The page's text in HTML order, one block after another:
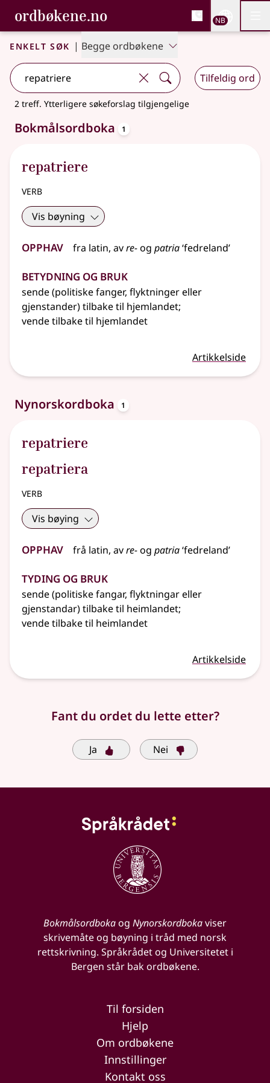
Gå til hovedinnhold
Tilgjengelighet
ordbøkene.no, Bokmålsordboka og
Bokmålsordboka og Nynorskordboka
NB
Enkelt søk | Begge ordbøkene
Tilfeldig ord
2 treff. Ytterligere søkeforslag tilgjengelige
Bokmålsordboka 1
repatriere
verb
Vis bøyning
Opphav fra latin, avre-og patria‘fedreland’
Betydning og bruk
sende (politiske fanger, flyktninger eller
gjenstander) tilbake til hjemlandet;
vende tilbake til hjemlandet
Artikkelside
Nynorskordboka 1
repatriere
repatriera
verb
Vis bøying
Opphav frå latin, avre-og patria‘fedreland’
Tyding og bruk
sende (politiske fangar, flyktningar eller
gjenstandar) tilbake til heimlandet;
vende tilbake til heimlandet
Artikkelside
Fant du ordet du lette etter?
Ja Nei
Bokmålsordbokaog Nynorskordbokaviser
skrivemåte og bøyning i tråd med norsk
rettskrivning. Språkrådet og Universitetet i
Bergen står bak ordbøkene.
Til forsiden
Hjelp
Om ordbøkene
Innstillinger
Kontakt oss